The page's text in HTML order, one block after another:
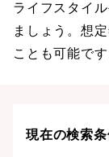
ライフスタイ
ましょう。想
ことも可能です
現在の検索